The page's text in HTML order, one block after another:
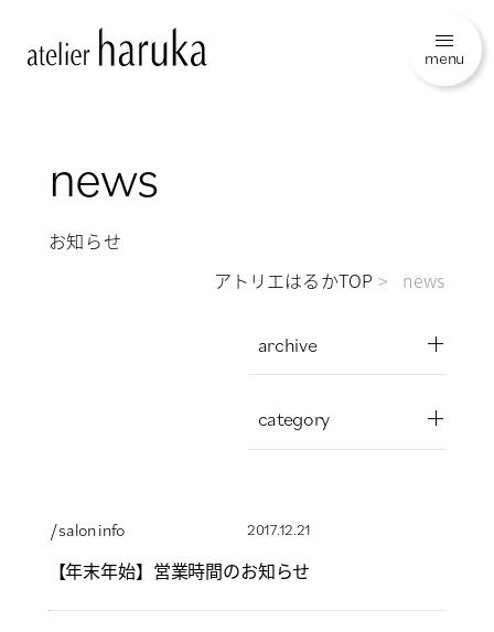
menu
news
お知らせ
アトリエはるかTOP
news
archive
category
/ salon info 2017.12.21
【年末年始】営業時間のお知らせ